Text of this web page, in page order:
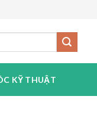
KỸ THUẬT